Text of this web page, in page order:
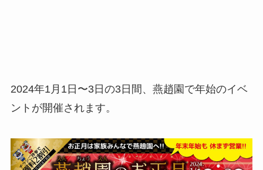
2024年1月1日〜3日の3日間、燕趙園で年始のイベ
ントが開催されます。